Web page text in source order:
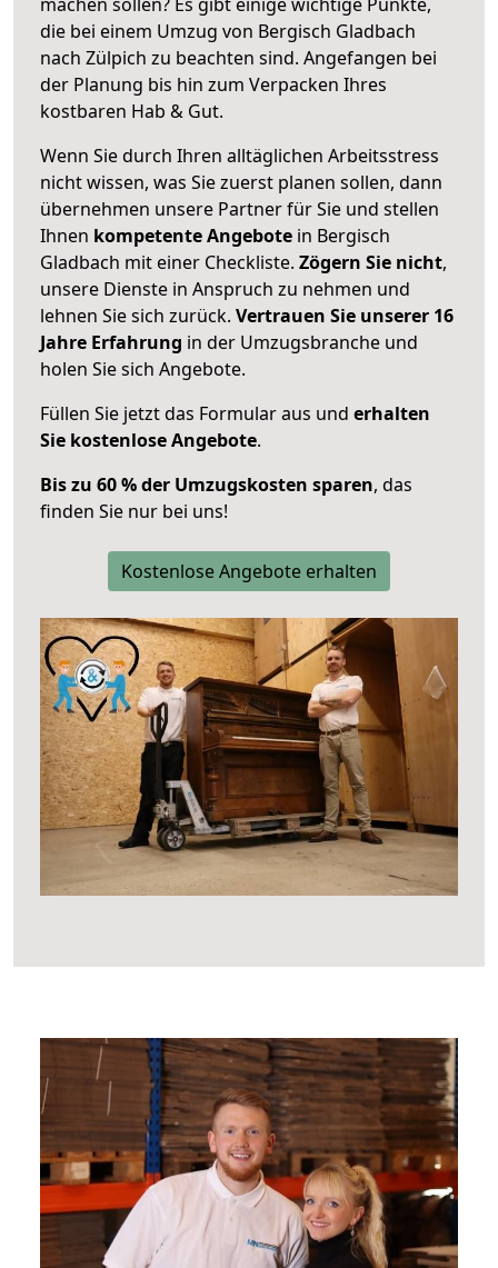
die bei einem Umzug von Bergisch Gladbach
nach Zülpich zu beachten sind. Angefangen bei
der Planung bis hin zum Verpacken Ihres
kostbaren Hab & Gut.
Wenn Sie durch Ihren alltäglichen Arbeitsstress
nicht wissen, was Sie zuerst planen sollen, dann
übernehmen unsere Partner für Sie und stellen
Ihnen kompetente Angebote in Bergisch
Gladbach mit einer Checkliste. Zögern Sie nicht,
unsere Dienste in Anspruch zu nehmen und
lehnen Sie sich zurück. Vertrauen Sie unserer 16
Jahre Erfahrung in der Umzugsbranche und
holen Sie sich Angebote.
Füllen Sie jetzt das Formular aus und erhalten
Sie kostenlose Angebote.
Bis zu 60 % der Umzugskosten sparen, das
finden Sie nur bei uns!
Kostenlose Angebote erhalten